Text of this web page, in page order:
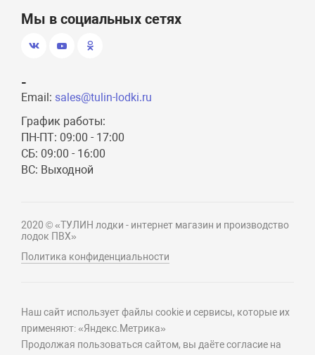
Мы в социальных сетях
-
Email: sales@tulin-lodki.ru
График работы:
ПН-ПТ: 09:00 - 17:00
СБ: 09:00 - 16:00
ВС: Выходной
2020 © «ТУЛИН лодки - интернет магазин и производство
лодок ПВХ»
Политика конфиденциальности
Наш сайт использует файлы cookie и сервисы, которые их
применяют: «Яндекс.Метрика»
Продолжая пользоваться сайтом, вы даёте согласие на